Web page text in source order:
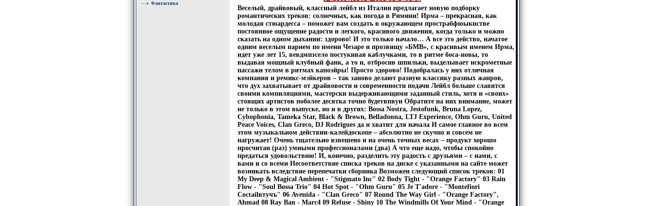
Фантастика
Веселый, драйвовый, классный лейбл из Италии предлагает новую подборку
романтических треков: солнечных, как погода в Римини! Ирма – прекрасная, как
молодая стюардесса – поможет вам создать в окружающем прострабфюыкнстве
постоянное ощущение радости и легкого, красивого движения, когда только и можно
сказать на одном дыхании: здорово! И это только начало… А все это действо, начатое
одним веселым парнем по имени Чезаре и прозвищу «БМВ», с красивым именем Ирма,
идет уже лет 15, вевдмпзсело постукивая каблучками, то в ритме боса-новы, то
выдавая мощный клубный фанк, а то и, отбросив шпильки, выделывает искрометные
пассажи телом в ритмах капоэйры! Просто здорово! Подобралась у них отличная
компания и ремикс-мэйкеров – так заново делают разную классику разных жанров,
что дух захватывает от драйвовости и современности подачи Лейбл больше славится
своими компиляциями, мастерски выдерживающими заданный стиль, хотя и «своих»
стоящих артистов поболее десятка точно будетвпвуи Обратите на них внимание, может
не только в этом выпуске, но и в других: Bossa Nostra, Jestofunk, Bruna Lopez,
Cybophonia, Tameka Star, Black & Brown, Belladonna, LTJ Experience, Ohm Guru, United
Peace Voices, Clan Greco, DJ Rodrigues да и хватит для начала И самое главное во всем
этом музыкальном действии-калейдоскопе – абсолютно не скучно и совсем не
нагружает! Очень тщательно взвешено и на очень точных весах – продукт хорошо
просчитан (раз) умными профессионалами (два) А что еще надо, чтобы спокойно
предаться удовольствию! И, конечно, разделить эту радость с друзьями – с нами, с
вами и со всеми Несоответствие списка треков на диске с указанными на сайте может
возникать вследствие перепечатки сборника Возможен следующий список треков: 01
My Deep & Magical Ambient - "Stigmato Inc" 02 Body Tight - "Orange Factory" 03 Rain
Flow - "Soul Bossa Trio" 04 Hot Spot - "Ohm Guru" 05 Je T'adore - "Montefiori
Coctailвтучъ" 06 Avenida - "Clan Greco" 07 Round The Way Girl - "Orange Factory",
Ahmad 08 Ray Ban - Marc4 09 Refuse - Shiny 10 The Windmills Of Your Mind - "Orange